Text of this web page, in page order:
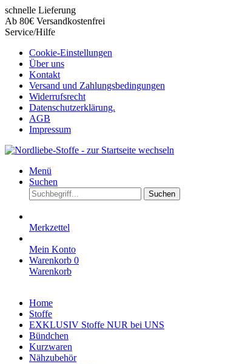
schnelle Lieferung
Ab 80€ Versandkostenfrei
Service/Hilfe
Cookie-Einstellungen
Über uns
Kontakt
Versand und Zahlungsbedingungen
Widerrufsrecht
Datenschutzerklärung.
AGB
Impressum
Menü
Suchen
Suchen
Merkzettel
Mein Konto
Warenkorb 0
Warenkorb
Home
Stoffe
EXKLUSIV Stoffe NUR bei UNS
Bündchen
Kurzwaren
Nähzubehör